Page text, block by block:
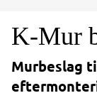
K-Mur
Murbeslag